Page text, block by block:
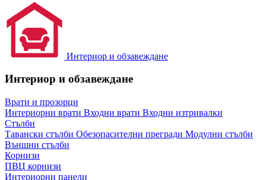
Интериор и обзавеждане
Интериор и обзавеждане
Врати и прозорци
Интериорни врати Входни врати Входни изтривалки
Стълби
Тавански стълби Обезопасителни прегради Модулни стълби
Външни стълби
Корнизи
ПВЦ корнизи
Интериорни панели